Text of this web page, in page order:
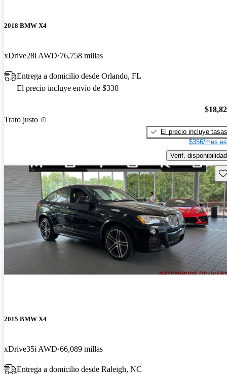
2018 BMW X4
xDrive28i AWD 76,758 millas
Entrega a domicilio desde Orlando, FL
El precio incluye envío de $330
Trato justo
El precio incluye tasas
$356/mes
Verif. disponibilidad
2015 BMW X4
xDrive35i AWD 66,089 millas
Entrega a domicilio desde Raleigh, NC